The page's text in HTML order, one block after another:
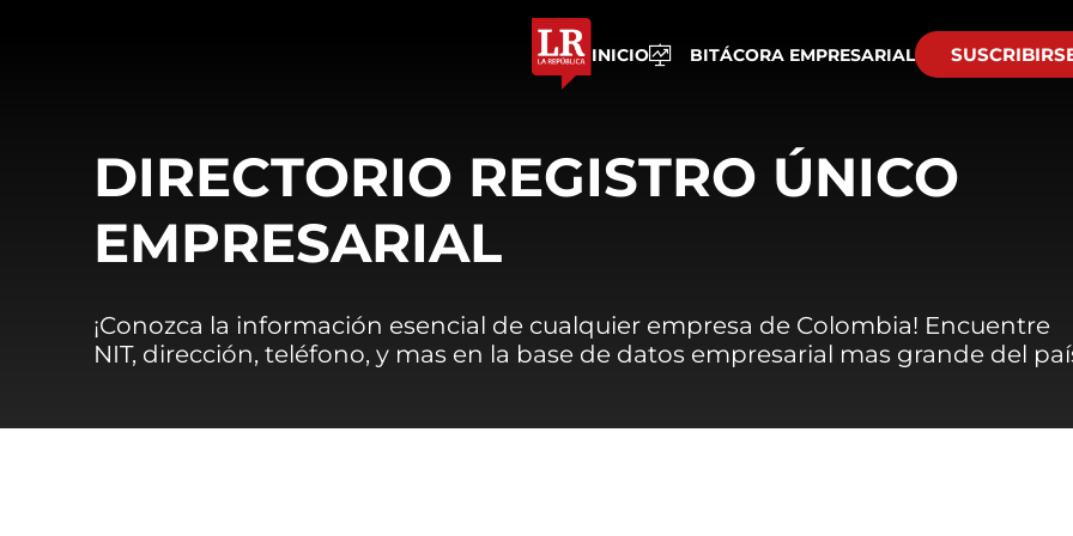
INICIO BITÁCORA EMPRESARIAL
DIRECTORIO REGISTRO ÚNICO
EMPRESARIAL
¡Conozca la información esencial de cualquier empresa de Colombia! Encuentre
NIT, dirección, teléfono, y mas en la base de datos empresarial mas grande del